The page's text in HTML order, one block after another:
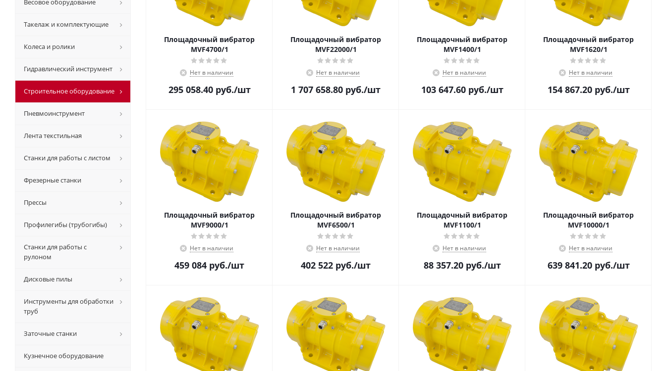
Площадочный вибратор
MVF4700/1
Нет в наличии
295 058.40руб./шт
Площадочный вибратор
MVF22000/1
Нет в наличии
1 707 658.80 руб./шт
Площадочный вибратор
MVF1400/1
Нет в наличии
103 647.60руб./шт
Площадочный вибратор
MVF1620/1
Нет в наличии
154 867.20руб./шт
Площадочный вибратор
MVF9000/1
Нет в наличии
459 084 руб./шт
Площадочный вибратор
MVF6500/1
Нет в наличии
402 522 руб./шт
Площадочный вибратор
MVF1100/1
Нет в наличии
88 357.20руб./шт
Площадочный вибратор
MVF10000/1
Нет в наличии
639 841.20руб./шт
Весовое оборудование
Такелаж и комплектующие
Колеса и ролики
Гидравлический инструмент
Строительное оборудование
Пневмоинструмент
Лента текстильная
Станки для работы с листом
Фрезерные станки
Прессы
Профилегибы (трубогибы)
Станки для работы с
рулоном
Дисковые пилы
Инструменты для обработки
труб
Заточные станки
Кузнечное оборудование